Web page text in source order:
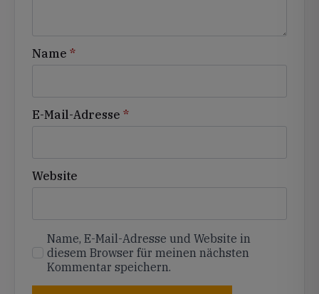
Name *
E-Mail-Adresse *
Website
Name, E-Mail-Adresse und Website in
diesem Browser für meinen nächsten
Kommentar speichern.